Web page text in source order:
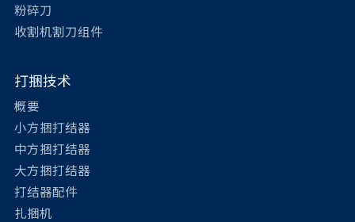
粉碎刀
收割机割刀组件
打捆技术
概要
小方捆打结器
中方捆打结器
大方捆打结器
打结器配件
扎捆机